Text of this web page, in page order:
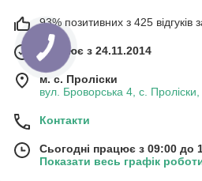
93% позитивних з 425 відгуків
Працює з 24.11.2014
м. с. Проліски
вул. Броворська 4, с. Проліски,
Контакти
Сьогодні працює з 09:00 до
Показати весь графік